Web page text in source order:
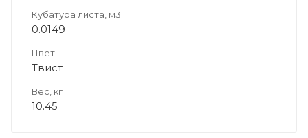
Кубатура листа, м3
0.0149
Цвет
Твист
Вес, кг
10.45